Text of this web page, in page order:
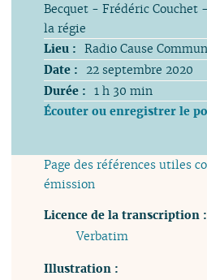
Becquet - Frédéric Couchet
la régie
Lieu : Radio Cause
Date :
22 septembre 2020
Durée : 1 h 30 min
Écouter ou enregistrer le
Page des références utiles
émission
Licence de la transcription :
Verbatim
Illustration :